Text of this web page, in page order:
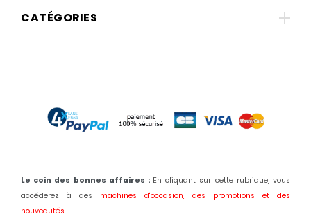
CATÉGORIES
Le coin des bonnes affaires : En cliquant sur cette rubrique, vous
accéderez à des machines d'occasion, des promotions et des
nouveautés .